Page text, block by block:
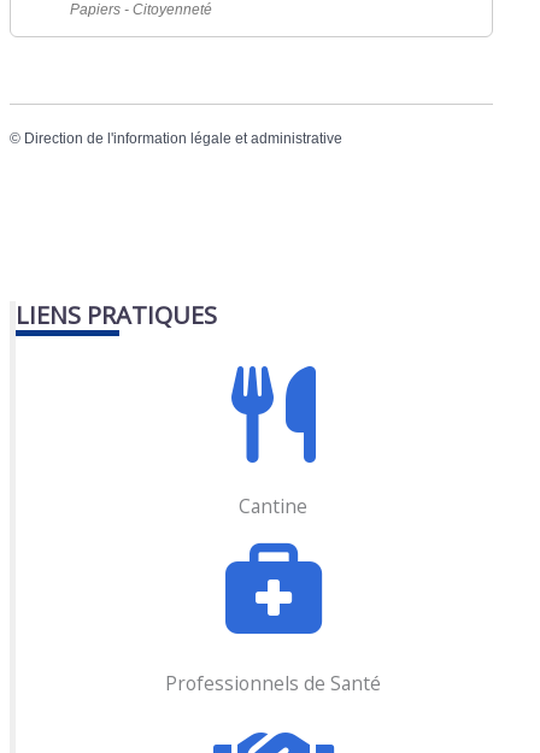
Papiers - Citoyenneté
© Direction de l'information légale et administrative
LIENS PRATIQUES
Cantine
Professionnels de Santé